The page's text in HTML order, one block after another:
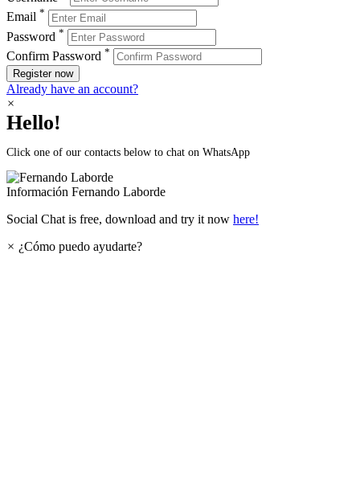
Email *
Password *
Confirm Password *
Register now
Already have an account?
×
Hello!
Click one of our contacts below to chat on WhatsApp
Información Fernando Laborde
Social Chat is free, download and try it now here!
× ¿Cómo puedo ayudarte?